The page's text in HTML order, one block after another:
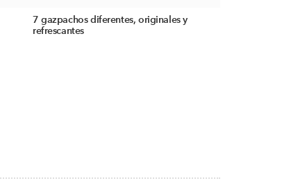
7 gazpachos diferentes, originales y
refrescantes